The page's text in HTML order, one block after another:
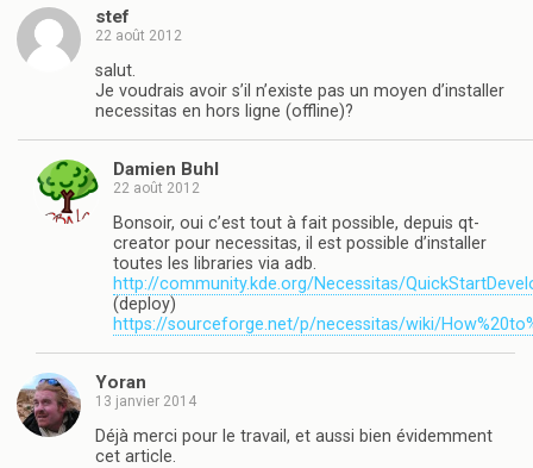
stef
22 août 2012
salut.
Je voudrais avoir s’il n’existe pas un moyen d’installer
necessitas en hors ligne (offline)?
Damien Buhl
22 août 2012
Bonsoir, oui c’est tout à fait possible, depuis qt-
creator pour necessitas, il est possible d’installer
toutes les libraries via adb.
http://community.kde.org/Necessitas/
(deploy)
https://sourceforge.net/p/necessitas/wiki/
Yoran
13 janvier 2014
Déjà merci pour le travail, et aussi bien évidemment
cet article.